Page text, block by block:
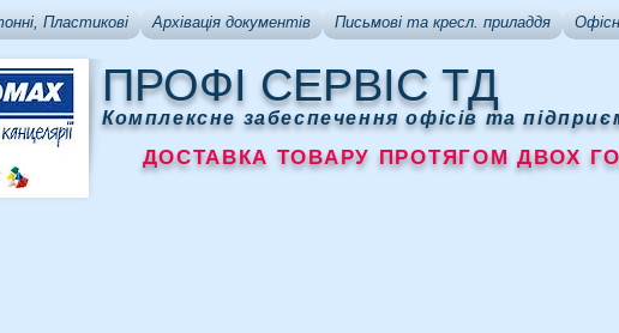
Пластикові Архівація документів Письмові та кресл. приладдя
ПРОФІ СЕРВІС ТД
Комплексне забеспечення офісів та
ДОСТАВКА ТОВАРУ ПРОТЯГОМ ДВОХ